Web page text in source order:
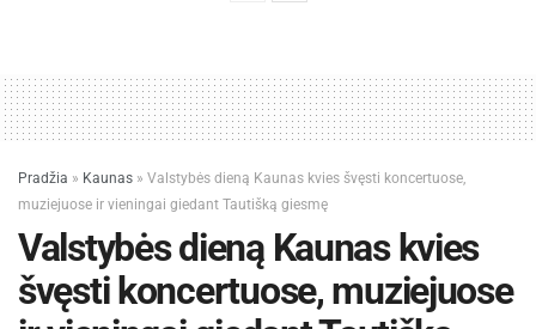
Pradžia » Kaunas » Valstybės dieną Kaunas kvies švęsti koncertuose,
muziejuose ir vieningai giedant Tautišką giesmę
Valstybės dieną Kaunas kvies
švęsti koncertuose, muziejuose